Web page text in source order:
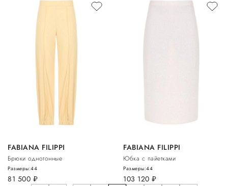
FABIANA FILIPPI
Брюки однотонные
81 500 руб.
Размеры:44
FABIANA FILIPPI
Юбка с пайетками
103 120 руб.
Размеры:44